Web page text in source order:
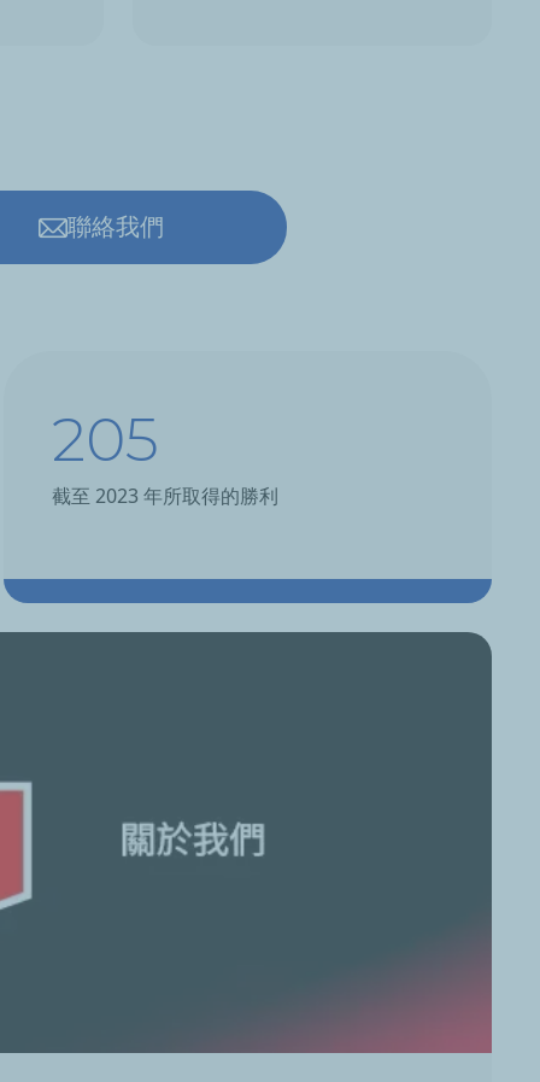
聯絡我們
205
截至 2023 年所取得的勝利